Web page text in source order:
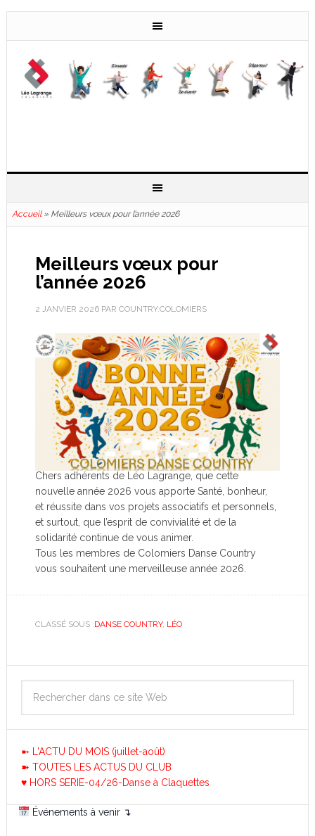
Accueil» Meilleurs vœux pour l’année 2026
Meilleurs vœux pour
l’année 2026
2 JANVIER 2026PAR COUNTRY.COLOMIERS
Chers adhérents de Léo Lagrange, que cette
nouvelle année 2026 vous apporte Santé, bonheur,
et réussite dans vos projets associatifs et personnels,
et surtout, que l’esprit de convivialité et de la
solidarité continue de vous animer.
Tous les membres de Colomiers Danse Country
vous souhaitent une merveilleuse année 2026.
CLASSÉ SOUS :DANSE COUNTRY, LÉO
➼ L'ACTU DU MOIS (juillet-août)
➽ TOUTES LES ACTUS DU CLUB
♥ HORS SERIE-04/26-Danse à Claquettes
Événements à venir ↴